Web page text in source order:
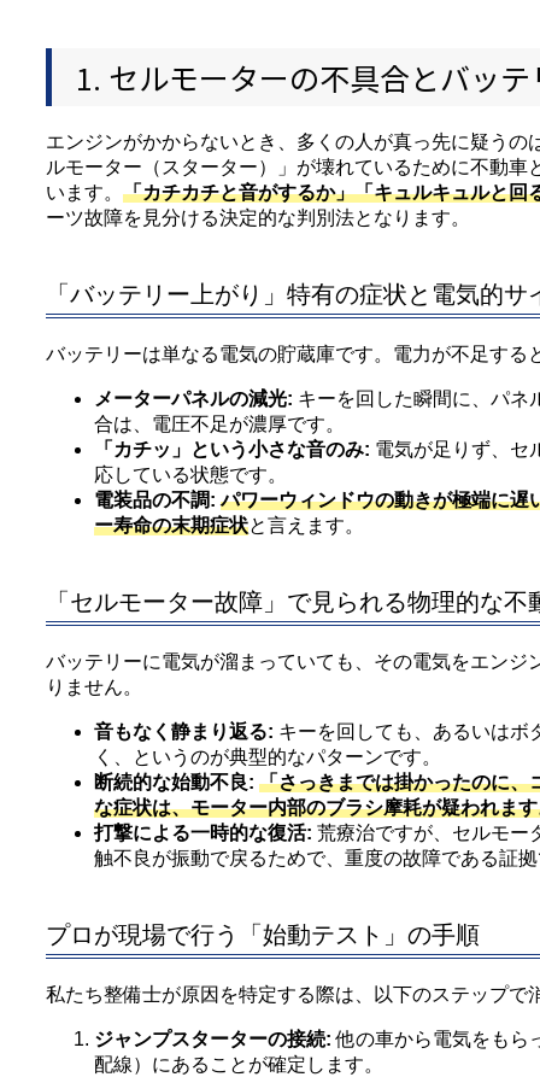
1. セルモーターの不具合とバッ
エンジンがかからないとき、多くの人が真っ先に疑う
ルモーター（スターター）」が壊れているために不動
います。 「カチカチと音がするか」「キュルキュルと回
ーツ故障を見分ける決定的な判別法となります。
「バッテリー上がり」特有の症状と電気的サ
バッテリーは単なる電気の貯蔵庫です。電力が不足す
メーターパネルの減光: キーを回した瞬間に、パネ
合は、電圧不足が濃厚です。
「カチッ」という小さな音のみ: 電気が足りず、セ
応している状態です。
電装品の不調: パワーウィンドウの動きが極端に遅
ー寿命の末期症状と言えます。
「セルモーター故障」で見られる物理的な不
バッテリーに電気が溜まっていても、その電気をエン
りません。
音もなく静まり返る: キーを回しても、あるいはボ
く、というのが典型的なパターンです。
断続的な始動不良: 「さっきまでは掛かったのに、
な症状は、モーター内部のブラシ摩耗が疑われま
打撃による一時的な復活: 荒療治ですが、セルモー
触不良が振動で戻るためで、重度の故障である証
プロが現場で行う「始動テスト」の手順
私たち整備士が原因を特定する際は、以下のステップで
ジャンプスターターの接続: 他の車から電気をもら
配線）にあることが確定します。